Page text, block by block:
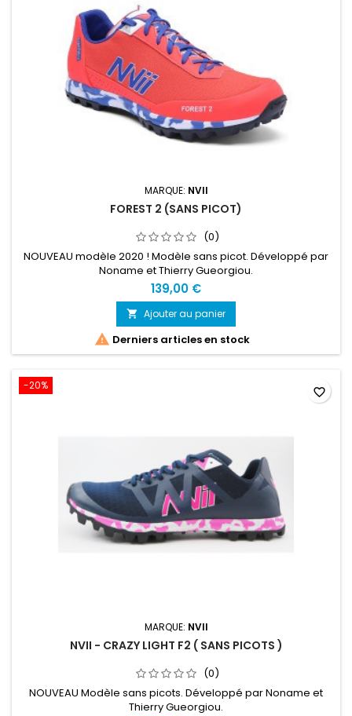
MARQUE: NVII
FOREST 2 (SANS PICOT)
(0)
NOUVEAU modèle 2020 ! Modèle sans picot. Développé par
Noname et Thierry Gueorgiou.
139,00 €
 Ajouter au panier
 Derniers articles en stock
-20%
MARQUE: NVII
NVII - CRAZY LIGHT F2 ( SANS PICOTS )
(0)
NOUVEAU Modèle sans picots. Développé par Noname et
Thierry Gueorgiou.
favorite_border